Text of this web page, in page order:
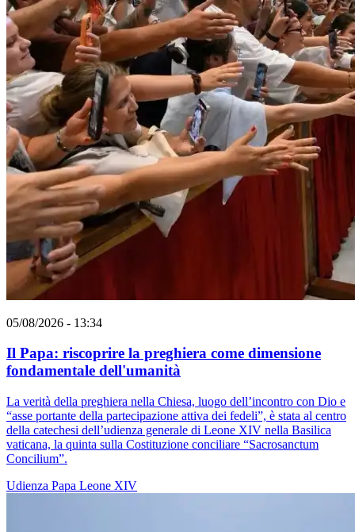
05/08/2026 - 13:34
Il Papa: riscoprire la preghiera come dimensione
fondamentale dell'umanità
La verità della preghiera nella Chiesa, luogo dell’incontro con Dio e
“asse portante della partecipazione attiva dei fedeli”, è stata al centro
della catechesi dell’udienza generale di Leone XIV nella Basilica
vaticana, la quinta sulla Costituzione conciliare “Sacrosanctum
Concilium”.
Udienza Papa Leone XIV